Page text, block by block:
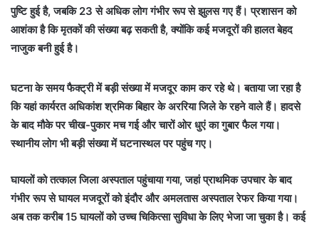
पुष्टि हुई है, जबकि 23 से अधिक लोग गंभीर रूप से झुलस गए हैं। प्रशासन को
आशंका है कि मृतकों की संख्या बढ़ सकती है, क्योंकि कई मजदूरों की हालत बेहद
नाजुक बनी हुई है।
घटना के समय फैक्ट्री में बड़ी संख्या में मजदूर काम कर रहे थे। बताया जा रहा है
कि यहां कार्यरत अधिकांश श्रमिक बिहार के अररिया जिले के रहने वाले हैं। हादसे
के बाद मौके पर चीख-पुकार मच गई और चारों ओर धुएं का गुबार फैल गया।
स्थानीय लोग भी बड़ी संख्या में घटनास्थल पर पहुंच गए।
घायलों को तत्काल जिला अस्पताल पहुंचाया गया, जहां प्राथमिक उपचार के बाद
गंभीर रूप से घायल मजदूरों को इंदौर और अमलतास अस्पताल रेफर किया गया।
अब तक करीब 15 घायलों को उच्च चिकित्सा सुविधा के लिए भेजा जा चुका है। कई